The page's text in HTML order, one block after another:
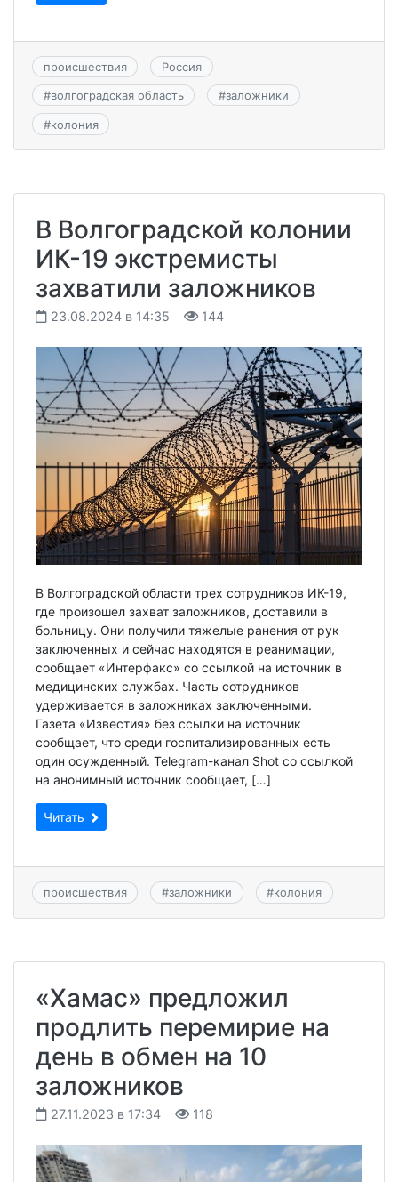
происшествия Россия
#волгоградская область #заложники
#колония
В Волгоградской колонии
ИК-19 экстремисты
захватили заложников
23.08.2024 в 14:35 144
В Волгоградской области трех сотрудников ИК-19,
где произошел захват заложников, доставили в
больницу. Они получили тяжелые ранения от рук
заключенных и сейчас находятся в реанимации,
сообщает «Интерфакс» со ссылкой на источник в
медицинских службах. Часть сотрудников
удерживается в заложниках заключенными.
Газета «Известия» без ссылки на источник
сообщает, что среди госпитализированных есть
один осужденный. Telegram-канал Shot со ссылкой
на анонимный источник сообщает, […]
Читать
происшествия #заложники #колония
«Хамас» предложил
продлить перемирие на
день в обмен на 10
заложников
27.11.2023 в 17:34 118